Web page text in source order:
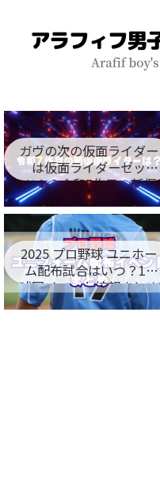
ガヴの次の仮面ライダー
は仮面ライダーゼッ
ツ！？令和7作目の新仮
面ライダー名が判明！
2025 プロ野球 ユニホー
ム配布試合はいつ？12
球団イベント情報まとめ